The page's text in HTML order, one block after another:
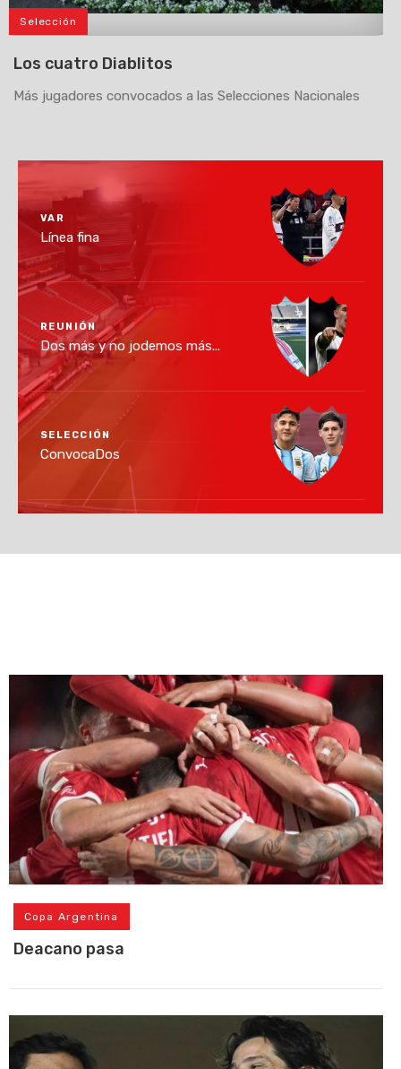
Selección
Los cuatro Diablitos
Más jugadores convocados a las Selecciones Nacionales
VAR
Línea fina
REUNIÓN
Dos más y no jodemos más...
SELECCIÓN
ConvocaDos
Copa Argentina
Deacano pasa